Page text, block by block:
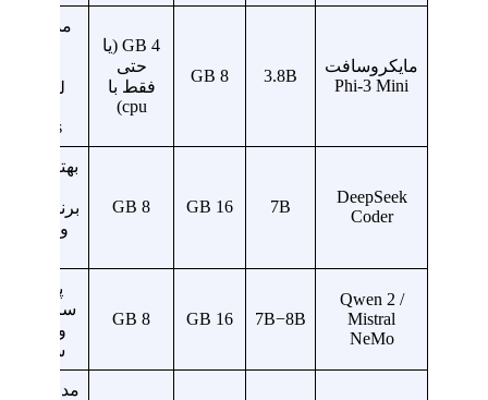
مایکروسافت
Phi-3 Mini
3.8B
8 GB
4 GB (یا
حتی
فقط با
cpu)
مدل
لپ‌تاپ و
Devices
DeepSeek
Coder
7B
16 GB
8 GB
بهترین
و تولید کد
Qwen 2 /
Mistral
NeMo
7B−8B
16 GB
8 GB
پردازش
و کارهای
سازمانی
مدل